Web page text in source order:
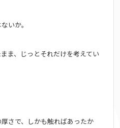
いか。
ま、じっとそれだけを考えてい
さで、しかも触ればあったか